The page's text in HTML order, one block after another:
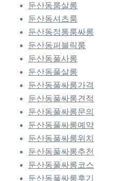
둔산동룸살롱
둔산동셔츠룸
둔산동정통룸싸롱
둔산동퍼블릭룸
둔산동풀사롱
둔산동풀살롱
둔산동풀싸롱가격
둔산동풀싸롱견적
둔산동풀싸롱문의
둔산동풀싸롱예약
둔산동풀싸롱위치
둔산동풀싸롱추천
둔산동풀싸롱코스
둔산동풀싸롱후기